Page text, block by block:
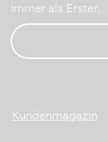
immer als Erster.
Kundenmagazin